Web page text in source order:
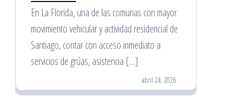
En La Florida, una de las comunas con mayor
movimiento vehicular y actividad residencial de
Santiago, contar con acceso inmediato a
servicios de grúas, asistencia […]
abril 24, 2026